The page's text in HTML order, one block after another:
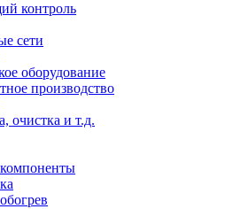
контроль
сети
оборудование
производство
очистка и т.д.